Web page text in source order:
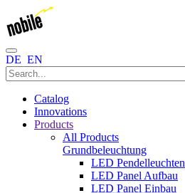
DE EN
Catalog
Innovations
Products
All Products
Grundbeleuchtung
LED Pendelleuchten
LED Panel Aufbau
LED Panel Einbau